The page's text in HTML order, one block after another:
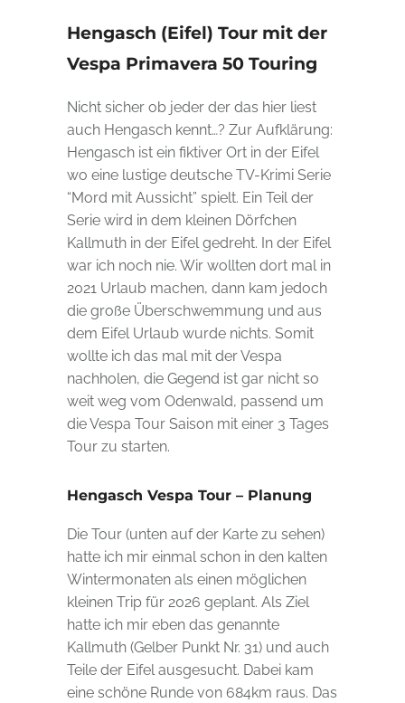
Hengasch (Eifel) Tour mit der
Vespa Primavera 50 Touring
Nicht sicher ob jeder der das hier liest
auch Hengasch kennt…? Zur Aufklärung:
Hengasch ist ein fiktiver Ort in der Eifel
wo eine lustige deutsche TV-Krimi Serie
“Mord mit Aussicht” spielt. Ein Teil der
Serie wird in dem kleinen Dörfchen
Kallmuth in der Eifel gedreht. In der Eifel
war ich noch nie. Wir wollten dort mal in
2021 Urlaub machen, dann kam jedoch
die große Überschwemmung und aus
dem Eifel Urlaub wurde nichts. Somit
wollte ich das mal mit der Vespa
nachholen, die Gegend ist gar nicht so
weit weg vom Odenwald, passend um
die Vespa Tour Saison mit einer 3 Tages
Tour zu starten.
Hengasch Vespa Tour – Planung
Die Tour (unten auf der Karte zu sehen)
hatte ich mir einmal schon in den kalten
Wintermonaten als einen möglichen
kleinen Trip für 2026 geplant. Als Ziel
hatte ich mir eben das genannte
Kallmuth (Gelber Punkt Nr. 31) und auch
Teile der Eifel ausgesucht. Dabei kam
eine schöne Runde von 684km raus. Das